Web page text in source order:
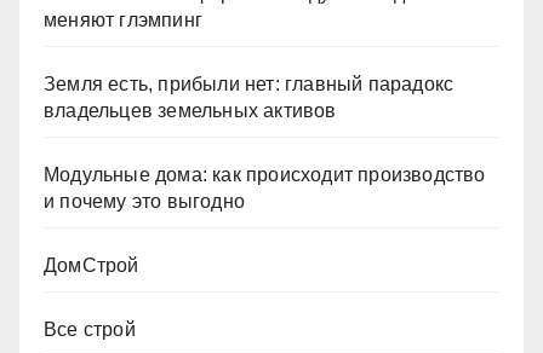
меняют глэмпинг
Земля есть, прибыли нет: главный парадокс
владельцев земельных активов
Модульные дома: как происходит производство
и почему это выгодно
ДомСтрой
Все строй